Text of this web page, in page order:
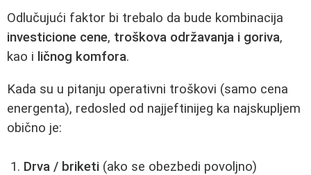
Odlučujući faktor bi trebalo da bude kombinacija
investicione cene, troškova održavanja i goriva,
kao i ličnog komfora.
Kada su u pitanju operativni troškovi (samo cena
energenta), redosled od najjeftinijeg ka najskupljem
obično je:
Drva / briketi (ako se obezbedi povoljno)